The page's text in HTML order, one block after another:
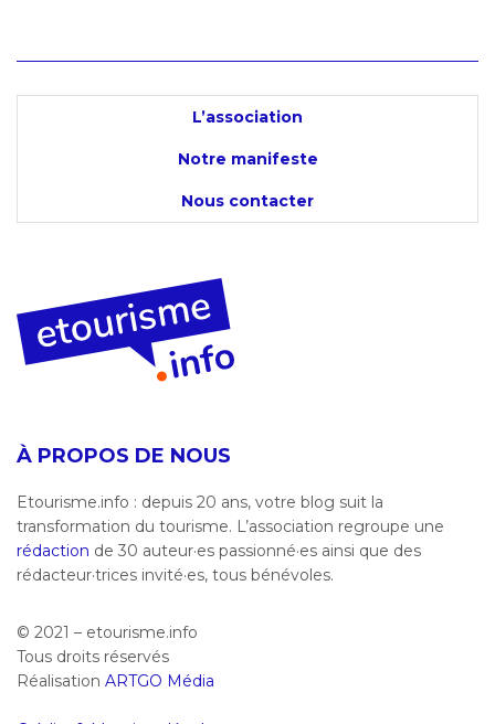
L’association
Notre manifeste
Nous contacter
À PROPOS DE NOUS
Etourisme.info : depuis 20 ans, votre blog suit la
transformation du tourisme. L’association regroupe une
rédaction de 30 auteur·es passionné·es ainsi que des
rédacteur·trices invité·es, tous bénévoles.
© 2021 – etourisme.info
Tous droits réservés
Réalisation ARTGO Média